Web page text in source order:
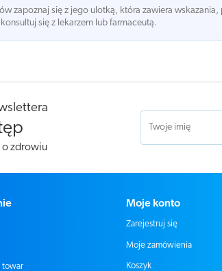
zapoznaj się z jego ulotką, która zawiera
się z lekarzem lub farmaceutą.
o zdrowiu
towar
Moje konto
Zarejestruj się
Moje zamówienia
Koszyk